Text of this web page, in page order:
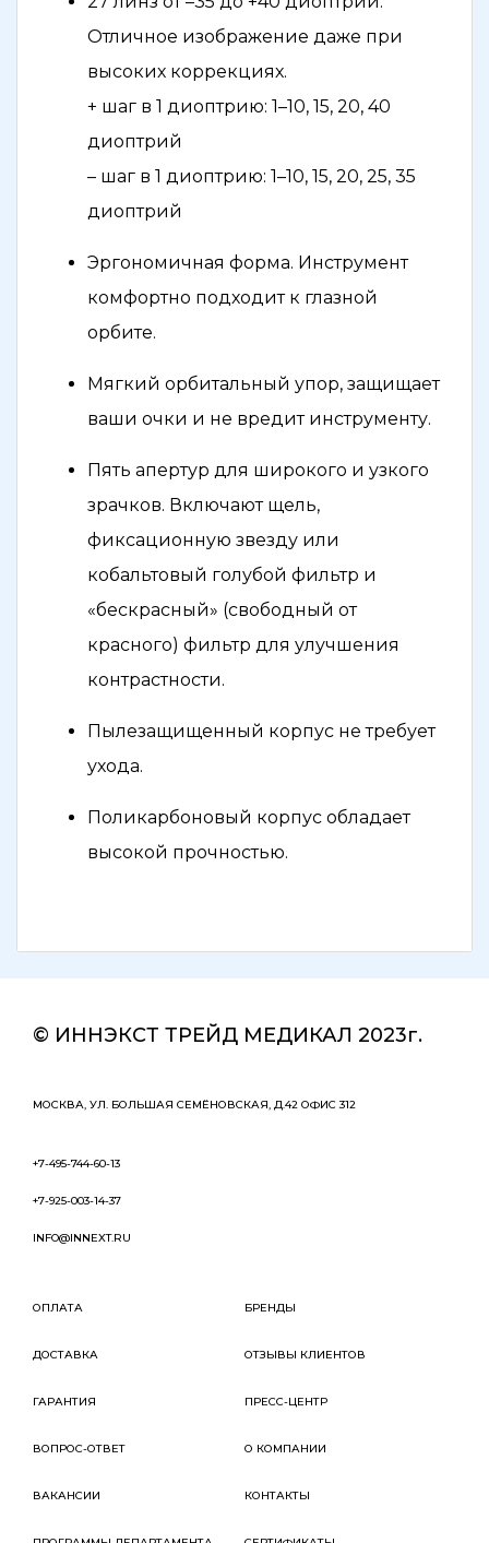
Отличное изображение даже при
высоких коррекциях.
+ шаг в 1 диоптрию: 1–10, 15, 20, 40
диоптрий
– шаг в 1 диоптрию: 1–10, 15, 20, 25, 35
диоптрий
Эргономичная форма. Инструмент
комфортно подходит к глазной
орбите.
Мягкий орбитальный упор, защищает
ваши очки и не вредит инструменту.
Пять апертур для широкого и узкого
зрачков. Включают щель,
фиксационную звезду или
кобальтовый голубой фильтр и
«бескрасный» (свободный от
красного) фильтр для улучшения
контрастности.
Пылезащищенный корпус не требует
ухода.
Поликарбоновый корпус обладает
высокой прочностью.
© ИННЭКСТ ТРЕЙД МЕДИКАЛ 2023г.
МОСКВА, УЛ. БОЛЬШАЯ СЕМЁНОВСКАЯ, Д.42 ОФИС 312
+7-495-744-60-13
+7-925-003-14-37
INFO@INNEXT.RU
ОПЛАТА
ДОСТАВКА
ГАРАНТИЯ
БРЕНДЫ
ОТЗЫВЫ КЛИЕНТОВ
ПРЕСС-ЦЕНТР
ВОПРОС-ОТВЕТ
ВАКАНСИИ
О КОМПАНИИ
КОНТАКТЫ